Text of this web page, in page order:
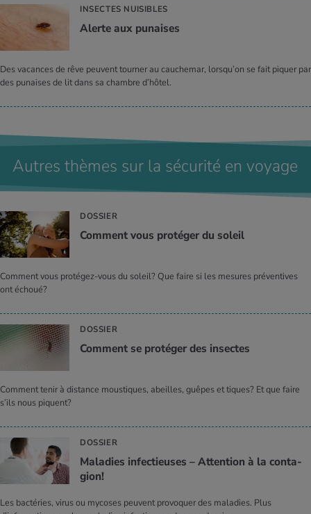
INSECTES NUISIBLES
Alerte aux punaises
Des vacances de rêve peuvent tourner au cauchemar, lorsqu’on se fait piquer par
des punaises de lit dans sa chambre d’hôtel.
Autres thèmes sur la sécurité en voyage
DOSSIER
Com­ment vous pro­té­ger du soleil
Comment vous protégez-vous du soleil? Que faire si les mesures préventives
ont échoué?
DOSSIER
Com­ment se pro­té­ger des insectes
Comment tenir à distance moustiques, abeilles, guêpes et tiques? Et que faire
s’ils nous piquent?
DOSSIER
Mala­dies infec­tieuses – Atten­tion à la conta­
gion!
Les bactéries, virus ou mycoses peuvent provoquer des maladies. Plus